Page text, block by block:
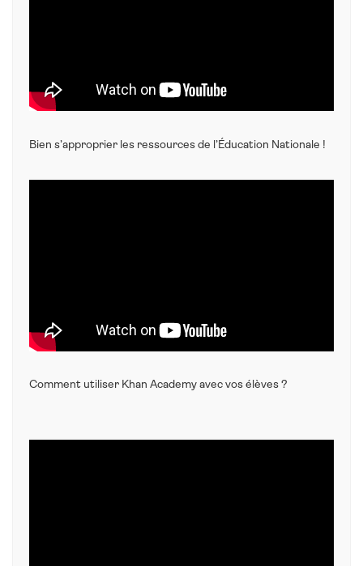
Bien s’approprier les ressources de l’Éducation Nationale !
Comment utiliser Khan Academy avec vos élèves ?